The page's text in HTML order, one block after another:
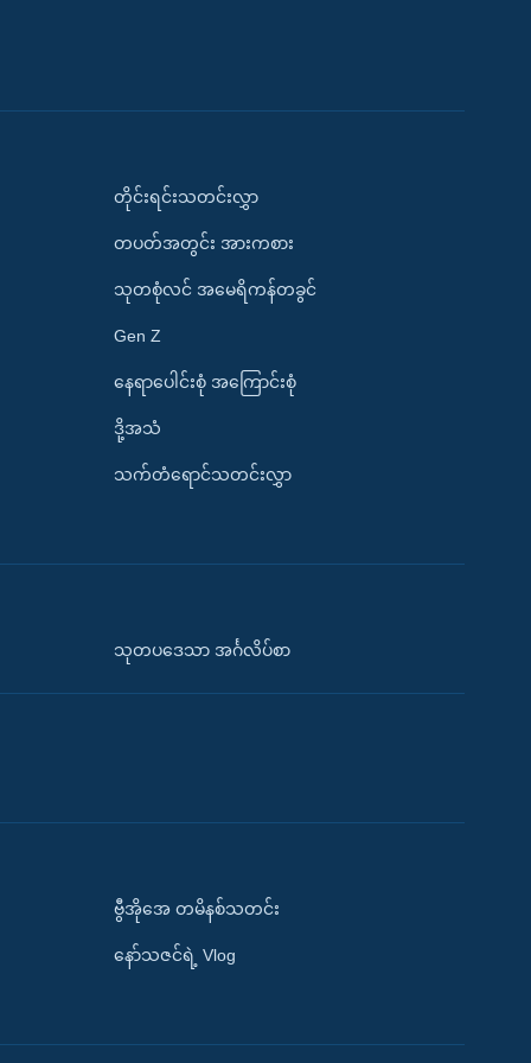
တိုင်းရင်းသတင်းလွှာ
တပတ်အတွင်း အားကစား
သုတစုံလင် အမေရိကန်တခွင်
Gen Z
နေရာပေါင်းစုံ အကြောင်းစုံ
ဒို့အသံ
သက်တံရောင်သတင်းလွှာ
သုတပဒေသာ အင်္ဂလိပ်စာ
ဗွီအိုအေ တမိနစ်သတင်း
နော်သဇင်ရဲ့ Vlog